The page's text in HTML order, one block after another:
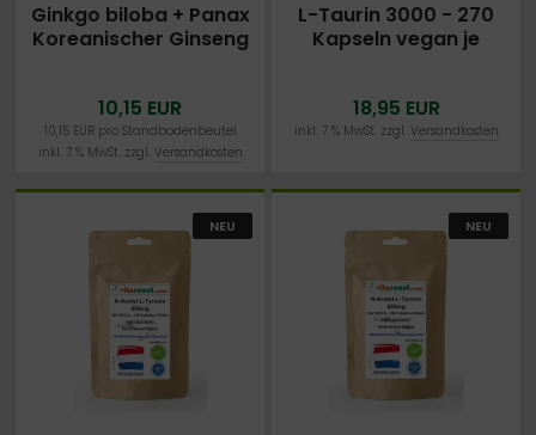
Ginkgo biloba + Panax
Koreanischer Ginseng
010228
10,15 EUR
10,15 EUR pro Standbodenbeutel
inkl. 7 % MwSt. zzgl. Versandkosten
L-Taurin 3000 - 270
Kapseln vegan je
PREIS IM NETZ
18,95 EUR
inkl. 7 % MwSt. zzgl. Versandkosten
NEU NEU